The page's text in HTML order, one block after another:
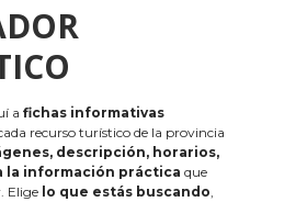
a fichas informativas
recurso turístico de la provincia
descripción, horarios,
la información práctica que
Elige lo que estás buscando,